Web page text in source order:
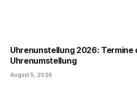
Uhrenunstellung 2026: Termine
Uhrenumstellung
August 5, 2026